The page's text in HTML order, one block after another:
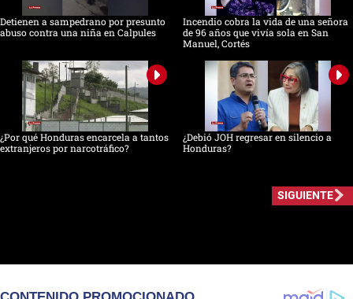
Detienen a sampedrano por presunto
abuso contra una niña en Calpules
Incendio cobra la vida de una señora
de 96 años que vivía sola en San
Manuel, Cortés
¿Por qué Honduras encarcela a tantos
extranjeros por narcotráfico?
¿Debió JOH regresar en silencio a
Honduras?
SIGUIENTE